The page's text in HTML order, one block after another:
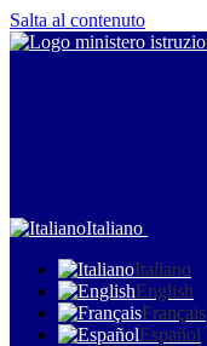
Salta al contenuto
Italiano
Italiano
English
Français
Español